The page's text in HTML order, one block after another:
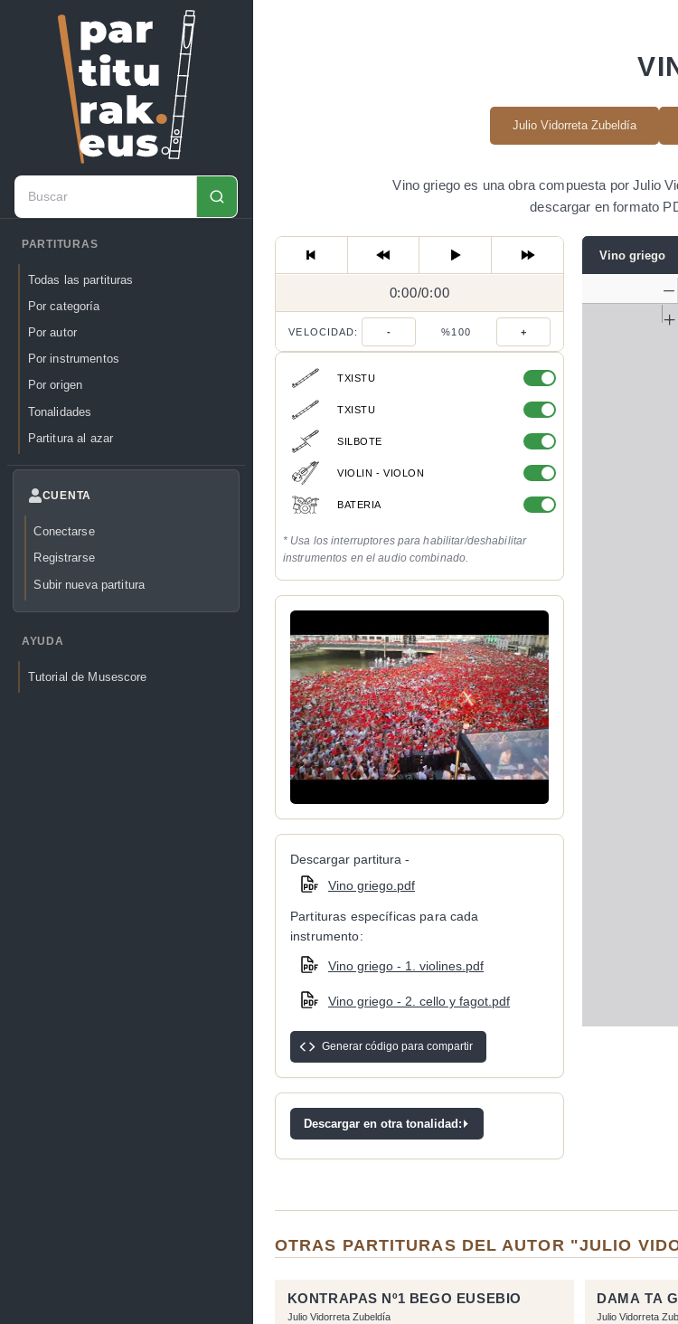
PARTITURAS
Todas las partituras
Por categoría
Por autor
Por instrumentos
Por origen
Tonalidades
Partitura al azar
CUENTA
Conectarse
Registrarse
Subir nueva partitura
AYUDA
Tutorial de Musescore
Julio Vidorreta Zubeldía
Vino griego es una obra compuesta por Julio
descargar en formato
0:00/
0:00/0:00
VELOCIDAD: - %100 +
TXISTU
TXISTU
SILBOTE
VIOLIN - VIOLON
BATERIA
* Usa los interruptores para habilitar/deshabilitar
instrumentos en el audio combinado.
Descargar partitura -
Vino griego.pdf
Partituras específicas para cada
instrumento:
Vino griego - 1. violines.pdf
Vino griego - 2. cello y fagot.pdf
Generar código para compartir
Descargar en otra tonalidad:
Vino griego
OTRAS PARTITURAS DEL AUTOR "JULIO
KONTRAPAS Nº1 BEGO EUSEBIO
Julio Vidorreta Zubeldía
DAMA TA
Julio Vidorreta